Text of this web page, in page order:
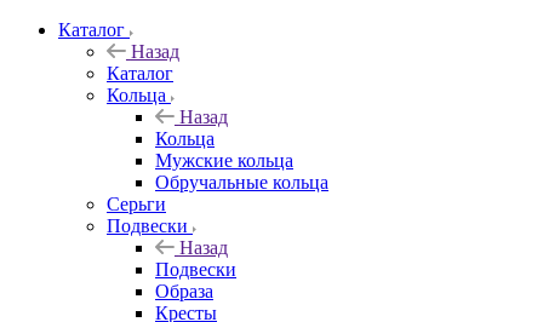
Каталог
Назад
Каталог
Кольца
Назад
Кольца
Мужские кольца
Обручальные кольца
Серьги
Подвески
Назад
Подвески
Образа
Кресты